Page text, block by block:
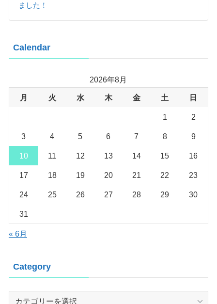
ました！
Calendar
2026年8月
月 火 水 木 金 土 日
1 2
3 4 5 6 7 8 9
10 11 12 13 14 15 16
17 18 19 20 21 22 23
24 25 26 27 28 29 30
31
« 6月
Category
Category